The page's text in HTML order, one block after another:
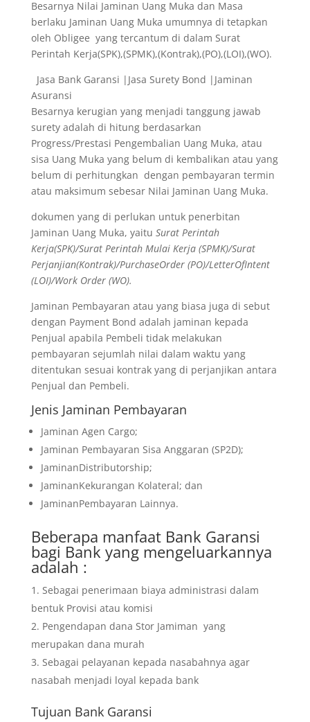
Besarnya Nilai Jaminan Uang Muka dan Masa
berlaku Jaminan Uang Muka umumnya di tetapkan
oleh Obligee yang tercantum di dalam Surat
Perintah Kerja(SPK),(SPMK),(Kontrak),(PO),(LOI),(WO).
Jasa Bank Garansi |Jasa Surety Bond |Jaminan
Asuransi
Besarnya kerugian yang menjadi tanggung jawab
surety adalah di hitung berdasarkan
Progress/Prestasi Pengembalian Uang Muka, atau
sisa Uang Muka yang belum di kembalikan atau yang
belum di perhitungkan dengan pembayaran termin
atau maksimum sebesar Nilai Jaminan Uang Muka.
dokumen yang di perlukan untuk penerbitan
Jaminan Uang Muka, yaitu Surat Perintah
Kerja(SPK)/Surat Perintah Mulai Kerja (SPMK)/Surat
Perjanjian(Kontrak)/PurchaseOrder (PO)/LetterOfIntent
(LOI)/Work Order (WO).
Jaminan Pembayaran atau yang biasa juga di sebut
dengan Payment Bond adalah jaminan kepada
Penjual apabila Pembeli tidak melakukan
pembayaran sejumlah nilai dalam waktu yang
ditentukan sesuai kontrak yang di perjanjikan antara
Penjual dan Pembeli.
Jenis Jaminan Pembayaran
Jaminan Agen Cargo;
Jaminan Pembayaran Sisa Anggaran (SP2D);
JaminanDistributorship;
JaminanKekurangan Kolateral; dan
JaminanPembayaran Lainnya.
Beberapa manfaat Bank Garansi
bagi Bank yang mengeluarkannya
adalah :
Sebagai penerimaan biaya administrasi dalam
bentuk Provisi atau komisi
Pengendapan dana Stor Jamiman yang
merupakan dana murah
Sebagai pelayanan kepada nasabahnya agar
nasabah menjadi loyal kepada bank
Tujuan Bank Garansi